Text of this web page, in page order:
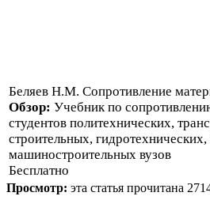
Беляев Н.М. Сопротивление
Обзор: Учебник по
студентов политехнических,
строительных, гидротехнических,
машиностроительных вузов
Бесплатно
Просмотр: эта статья прочитана